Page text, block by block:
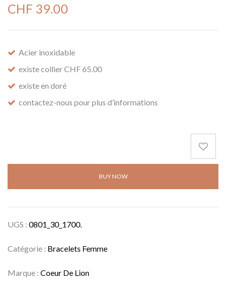
CHF 39.00
Acier inoxidable
existe collier CHF 65.00
existe en doré
contactez-nous pour plus d’informations
BUY NOW
UGS : 0801_30_1700.
Catégorie : Bracelets Femme
Marque : Coeur De Lion